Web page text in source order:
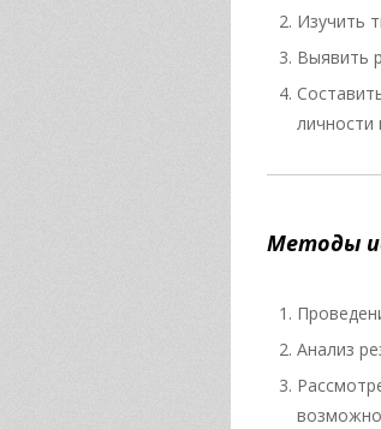
Изучить
Выявить
личности
Методы
Анализ